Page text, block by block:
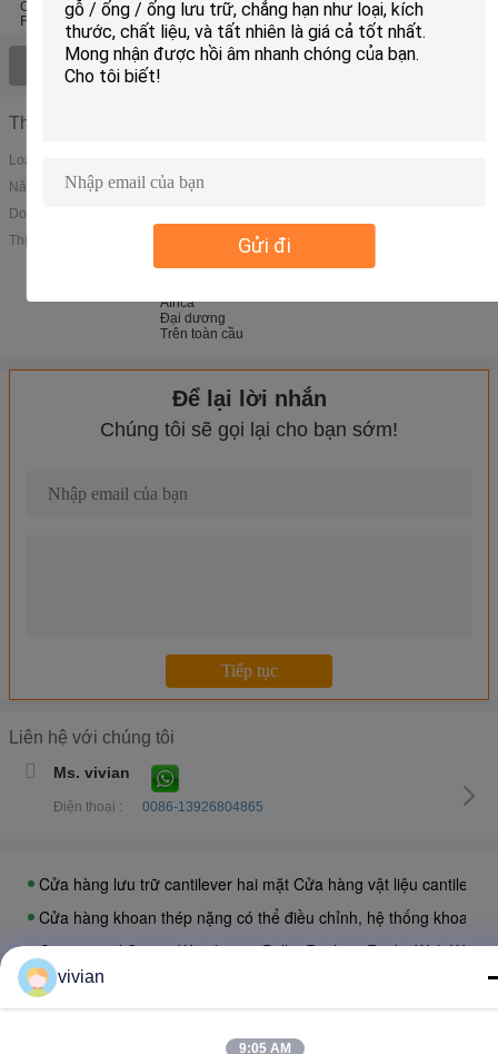
Gửi đi
Cửa hàng chở hàng (Shuttle Pallet
Rack)
Xem tất cả sản phẩm
Thông tin công ty
Loại hình doanh nghiệp:
Năm thành lập:
2011
Doanh thu hàng năm:
Thị trường chính:
Tây Âu
Africa
Đại dương
Trên toàn cầu
Để lại lời nhắn
Chúng tôi sẽ gọi lại cho bạn sớm!
Liên hệ với chúng tôi
Ms. vivian
Điện thoại : 0086-13926804865
Chế độ kệ với đường dây sàn
Hệ thống thắt kệ máy bay vô tuyến tự động điều chỉnh, Hệ
Lái xe trong thép công nghiệp kho hàng giá đỡ với bột lớp phủ
Long span pallet công nghiệp giá đỡ và kệ trung nhiệm vụ lắp
Cửa hàng kho thép công nghiệp trung bình 500kg / lớp Cửa
Cửa hàng kho thép công nghiệp hạng nặng được tùy chỉnh cho
Cửa hàng khoan thép nặng có thể điều chỉnh, hệ thống khoan
Customzied Strong Warehouse Pallet Racking Racks With
Q235B Thép kho hàng hạng nặng Cửa hàng lưu trữ với ván gỗ
Q235B Thép hai mặt Cantilever Racking, Cantilever gỗ kho hàng
vivian
9:05 AM